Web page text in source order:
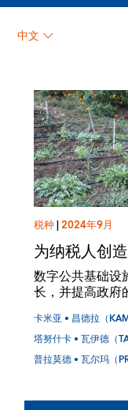
普拉莫德 •
（Pramod
中文
税种|2024年9月
为纳税人创
数字公共基础设
长，并提高政府
卡米亚 • 昌德拉（
塔努什卡 • 瓦伊德（
普拉莫德 • 瓦尔玛（